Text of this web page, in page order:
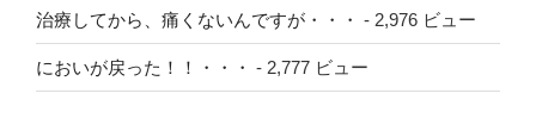
治療してから、痛くないんですが・・・ - 2,976 ビュー
においが戻った！！・・・ - 2,777 ビュー